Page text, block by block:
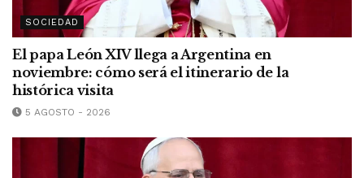
SOCIEDAD
El papa León XIV llega a Argentina en
noviembre: cómo será el itinerario de la
histórica visita
5 AGOSTO - 2026